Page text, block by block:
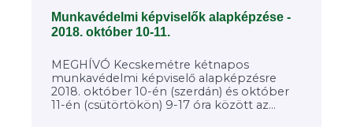
Munkavédelmi képviselők alapképzése -
2018. október 10-11.
MEGHÍVÓ Kecskemétre kétnapos
munkavédelmi képviselő alapképzésre
2018. október 10-én (szerdán) és október
11-én (csütörtökön) 9-17 óra között az...